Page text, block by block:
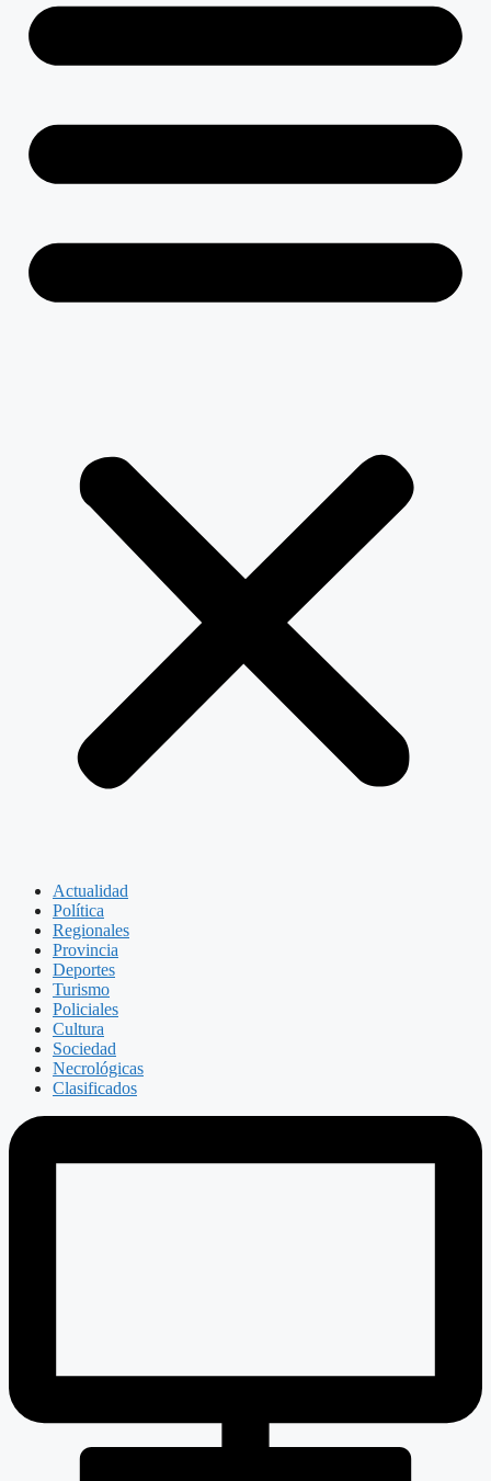
Actualidad
Política
Regionales
Provincia
Deportes
Turismo
Policiales
Cultura
Sociedad
Necrológicas
Clasificados